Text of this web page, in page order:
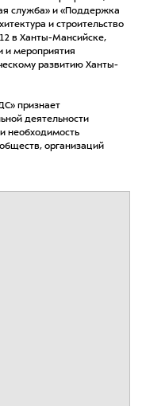
служба» и «Поддержка
и строительство
в Ханты-Мансийске,
и мероприятия
развитию Ханты-
признает
деятельности
необходимость
организаций